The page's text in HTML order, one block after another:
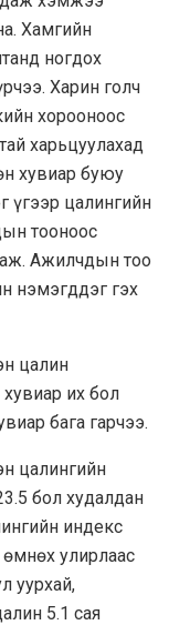
Хамгийн
ногдох
Харин голч
хорооноос
харьцуулахад
хувиар буюу
үгээр цалингийн
тооноос
аж. Ажилчдын тоо
нэмэгддэг гэх
цалин
их бол
бага гарчээ.
цалингийн
бол худалдан
индекс
улирлаас
уурхай,
5.1 сая